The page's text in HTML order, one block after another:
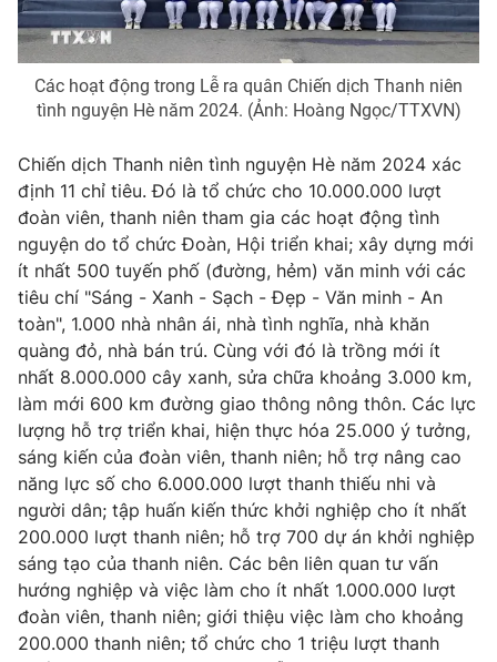
VTV4 Vươn mình bằng AI
VTV9 VTV8
Liên hệ tòa soạn English
THỜI BÁO VTV
Theo dõi báo trên
Cơ quan chủ quản:Đài Truyền hình Việt Nam
Cơ quan báo chí:
Thời báo VTV
Giấy phép hoạt động báo in và báo điện tử số 483/GP-BTTTT
cấp ngày 29/12/2023
Tổng Biên tập: Vũ Thanh Thủy
Phó Tổng Biên tập: Nguyễn Thị Mỹ Hạnh, Phạm Quốc Thắng,
Nguyễn Trọng Ninh
Tổng đài VTV:024.38 355 931 - 024.38 355 932
Các hoạt động trong Lễ ra quân Chiến dịch Thanh niên
tình nguyện Hè năm 2024. (Ảnh: Hoàng Ngọc/TTXVN)
Chiến dịch Thanh niên tình nguyện Hè năm 2024 xác
định 11 chỉ tiêu. Đó là tổ chức cho 10.000.000 lượt
đoàn viên, thanh niên tham gia các hoạt động tình
nguyện do tổ chức Đoàn, Hội triển khai; xây dựng mới
ít nhất 500 tuyến phố (đường, hẻm) văn minh với các
tiêu chí "Sáng - Xanh - Sạch - Đẹp - Văn minh - An
toàn", 1.000 nhà nhân ái, nhà tình nghĩa, nhà khăn
quàng đỏ, nhà bán trú. Cùng với đó là trồng mới ít
nhất 8.000.000 cây xanh, sửa chữa khoảng 3.000 km,
làm mới 600 km đường giao thông nông thôn. Các lực
lượng hỗ trợ triển khai, hiện thực hóa 25.000 ý tưởng,
sáng kiến của đoàn viên, thanh niên; hỗ trợ nâng cao
năng lực số cho 6.000.000 lượt thanh thiếu nhi và
người dân; tập huấn kiến thức khởi nghiệp cho ít nhất
200.000 lượt thanh niên; hỗ trợ 700 dự án khởi nghiệp
sáng tạo của thanh niên. Các bên liên quan tư vấn
hướng nghiệp và việc làm cho ít nhất 1.000.000 lượt
đoàn viên, thanh niên; giới thiệu việc làm cho khoảng
200.000 thanh niên; tổ chức cho 1 triệu lượt thanh